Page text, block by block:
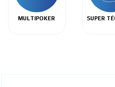
MULTIPOKER SUPER